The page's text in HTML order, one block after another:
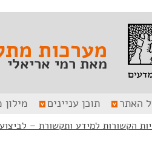
מערכות
מאת רמי אריאלי
האתר תוכן עניינים מילון
הקשורות למידע ותקשורת –